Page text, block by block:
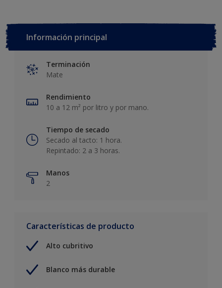
Información principal
Terminación
Mate
Rendimiento
10 a 12 m² por litro y por mano.
Tiempo de secado
Secado al tacto: 1 hora.
Repintado: 2 a 3 horas.
Manos
2
Características de producto
Alto cubritivo
Blanco más durable